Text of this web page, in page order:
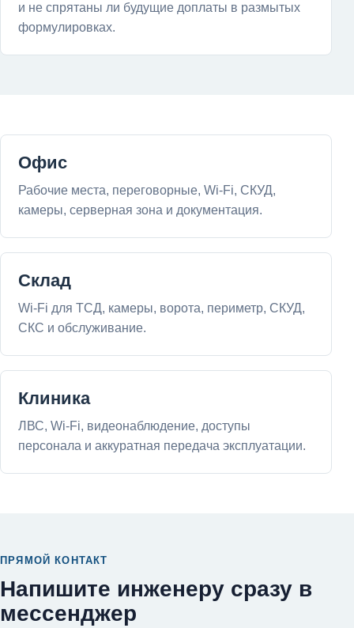
и не спрятаны ли будущие доплаты в размытых
формулировках.
Офис
Рабочие места, переговорные, Wi-Fi, СКУД,
камеры, серверная зона и документация.
Склад
Wi-Fi для ТСД, камеры, ворота, периметр, СКУД,
СКС и обслуживание.
Клиника
ЛВС, Wi-Fi, видеонаблюдение, доступы
персонала и аккуратная передача эксплуатации.
ПРЯМОЙ КОНТАКТ
Напишите инженеру сразу в
мессенджер